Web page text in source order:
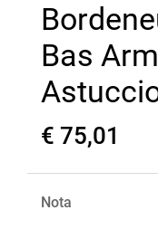
Bas
€ 75,01
Nota